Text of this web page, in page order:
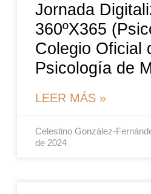
Jornada
360ºX365
Colegio Oficial
Psicología de
LEER MÁS »
Celestino González-
de 2024